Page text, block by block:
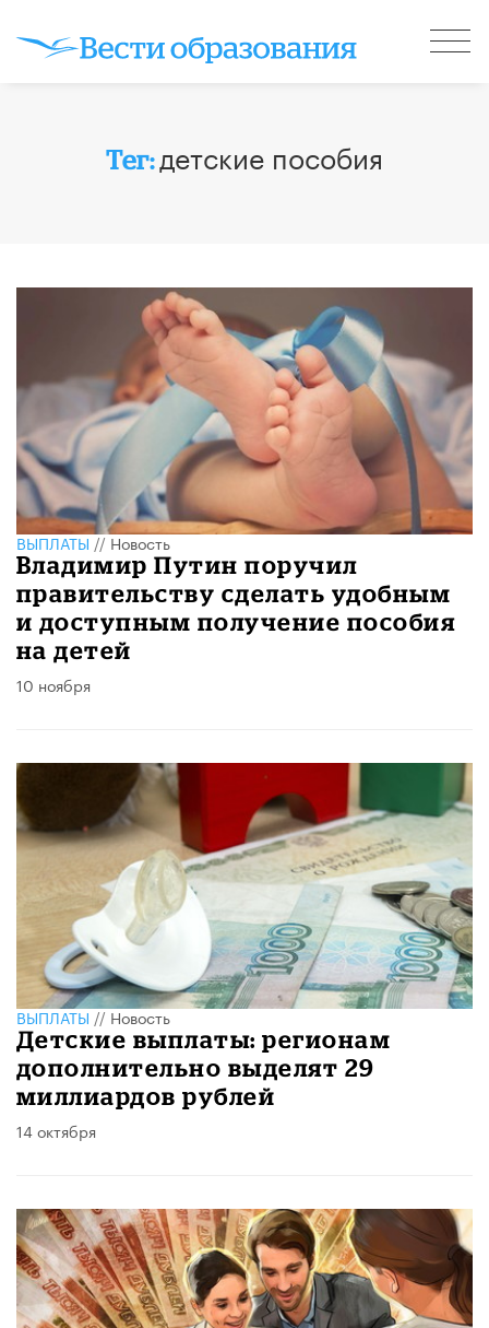
Тег:детские пособия
ВЫПЛАТЫ//Новость
Владимир Путин поручил
правительству сделать удобным
и доступным получение пособия
на детей
10 ноября
ВЫПЛАТЫ//Новость
Детские выплаты: регионам
дополнительно выделят 29
миллиардов рублей
14 октября